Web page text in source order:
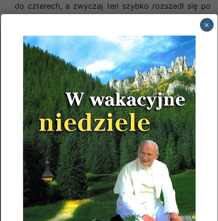
do czterech, a zwyczaj ten szybko rozszedł się po
wielu krajach. W Polsce zwyczaj ten pojawił się po
Obecnie mamy wieńce adwentowe w kościele, ale
także w wielu domach stroiki bożonarodzeniowe
mają właśnie kształt wieńca. Wykonuje się go z
gałązek szlachetnych drzew iglastych, takich jak:
świerk, jodła czy sosna. Na wieńcu są umieszczone
cztery świece symbolizujące cztery niedziele
adwentowe. Świece zapala się w kolejne niedziele
Adwentu (najpierw jedną, potem dwie itd). Zapalanie
świec oznacza czuwanie i gotowość na przyjście
Chrystusa. Wiąże się to ze słowami Chrystusa, który
określał siebie mianem „światłości świata”.
Świece roratnie – roratka – lampiony W okresie
Adwentu bardzo ważnym, wymownym i często
stosowanym znakiem w liturgii jest świeca. Świece i
×